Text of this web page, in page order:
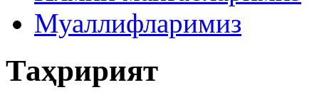
Муаллифларимиз
Таҳририят